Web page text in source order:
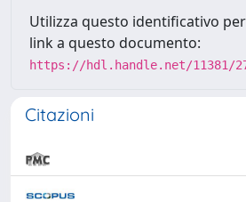
Utilizza questo identificativo
link a questo documento:
https://hdl.handle.net/11381/
Citazioni